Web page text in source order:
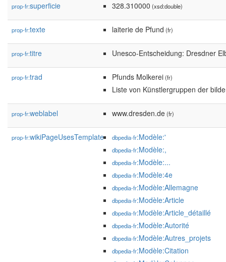
prop-fr:superficie 328.310000 (xsd:double)
prop-fr:texte laiterie de Pfund (fr)
prop-fr:titre Unesco-Entscheidung: Dresdner
prop-fr:trad Pfunds Molkerei(fr)
Liste von Künstlergruppen der
prop-fr:weblabel www.dresden.de(fr)
prop-fr:wikiPageUsesTemplate dbpedia-fr:Modèle:'
dbpedia-fr:Modèle:,
dbpedia-fr:Modèle:...
dbpedia-fr:Modèle:4e
dbpedia-fr:Modèle:Allemagne
dbpedia-fr:Modèle:Article
dbpedia-fr:Modèle:Article_détaillé
dbpedia-fr:Modèle:Autorité
dbpedia-fr:Modèle:Autres_projets
dbpedia-fr:Modèle:Citation